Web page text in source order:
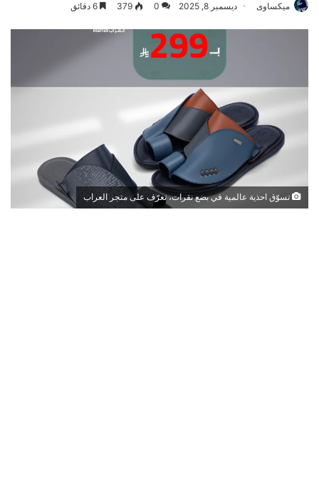
ميكساوى ديسمبر 8, 2025 0
379
تسوّق احذية عالمية في بضع نقرات، تعرّف على متجر العراب